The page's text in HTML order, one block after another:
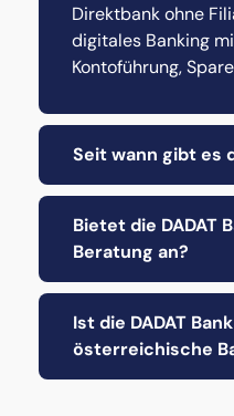
Direktbank ohne
digitales Banking
Kontoführung,
Seit wann gibt es
Bietet die DADAT
Beratung an?
Ist die DADAT
österreichische